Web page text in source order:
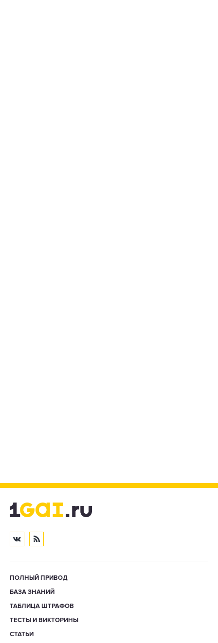
ПОЛНЫЙ ПРИВОД
БАЗА ЗНАНИЙ
ТАБЛИЦА ШТРАФОВ
ТЕСТЫ И ВИКТОРИНЫ
СТАТЬИ